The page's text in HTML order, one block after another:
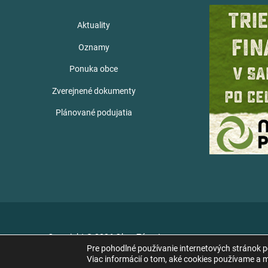
Aktuality
Oznamy
Ponuka obce
Zverejnené dokumenty
Plánované podujatia
Copyright © 2026 Obec Zámutov
Pre pohodlné používanie internetových stránok
Viac informácií o tom, aké cookies používame a